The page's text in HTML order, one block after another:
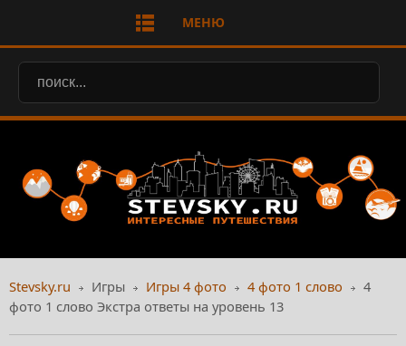
МЕНЮ
Stevsky.ru Игры Игры 4 фото 4 фото 1 слово
4
фото 1 слово Экстра ответы на уровень 13